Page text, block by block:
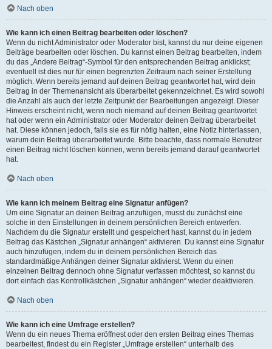
Nach oben
Wie kann ich einen Beitrag bearbeiten oder löschen?
Wenn du nicht Administrator oder Moderator bist, kannst du nur deine eigenen
Beiträge bearbeiten oder löschen. Du kannst einen Beitrag bearbeiten, indem
du das „Ändere Beitrag“-Symbol für den entsprechenden Beitrag anklickst;
eventuell ist dies nur für einen begrenzten Zeitraum nach seiner Erstellung
möglich. Wenn bereits jemand auf deinen Beitrag geantwortet hat, wird dein
Beitrag in der Themenansicht als überarbeitet gekennzeichnet. Es wird sowohl
die Anzahl als auch der letzte Zeitpunkt der Bearbeitungen angezeigt. Dieser
Hinweis erscheint nicht, wenn noch niemand auf deinen Beitrag geantwortet
hat oder wenn ein Administrator oder Moderator deinen Beitrag überarbeitet
hat. Diese können jedoch, falls sie es für nötig halten, eine Notiz hinterlassen,
warum dein Beitrag überarbeitet wurde. Bitte beachte, dass normale Benutzer
einen Beitrag nicht löschen können, wenn bereits jemand darauf geantwortet
hat.
Nach oben
Wie kann ich meinem Beitrag eine Signatur anfügen?
Um eine Signatur an deinen Beitrag anzufügen, musst du zunächst eine
solche in den Einstellungen in deinem persönlichen Bereich entwerfen.
Nachdem du die Signatur erstellt und gespeichert hast, kannst du in jedem
Beitrag das Kästchen „Signatur anhängen“ aktivieren. Du kannst eine Signatur
auch hinzufügen, indem du in deinem persönlichen Bereich das
standardmäßige Anhängen deiner Signatur aktivierst. Wenn du einen
einzelnen Beitrag dennoch ohne Signatur verfassen möchtest, so kannst du
dort einfach das Kontrollkästchen „Signatur anhängen“ wieder deaktivieren.
Nach oben
Wie kann ich eine Umfrage erstellen?
Wenn du ein neues Thema eröffnest oder den ersten Beitrag eines Themas
bearbeitest, findest du ein Register „Umfrage erstellen“ unterhalb des